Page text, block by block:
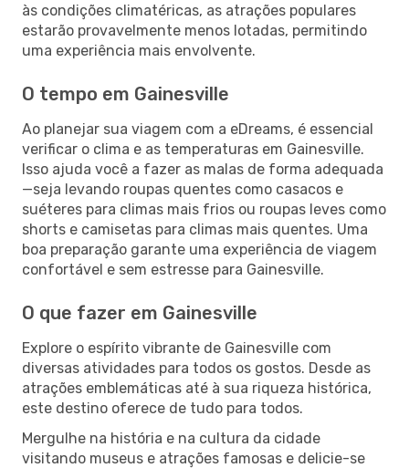
às condições climatéricas, as atrações populares
estarão provavelmente menos lotadas, permitindo
uma experiência mais envolvente.
O tempo em Gainesville
Ao planejar sua viagem com a eDreams, é essencial
verificar o clima e as temperaturas em Gainesville.
Isso ajuda você a fazer as malas de forma adequada
—seja levando roupas quentes como casacos e
suéteres para climas mais frios ou roupas leves como
shorts e camisetas para climas mais quentes. Uma
boa preparação garante uma experiência de viagem
confortável e sem estresse para Gainesville.
O que fazer em Gainesville
Explore o espírito vibrante de Gainesville com
diversas atividades para todos os gostos. Desde as
atrações emblemáticas até à sua riqueza histórica,
este destino oferece de tudo para todos.
Mergulhe na história e na cultura da cidade
visitando museus e atrações famosas e delicie-se